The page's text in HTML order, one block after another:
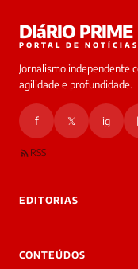
online
Bom
DIáRIO PRIME
PORTAL DE
Jornalismo independente
agilidade e profundidade.
f 𝕏 ig
RSS
EDITORIAS
CONTEÚDOS